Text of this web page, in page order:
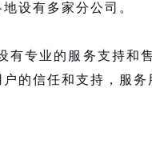
设有多家分公司。
的信任和支持，服务